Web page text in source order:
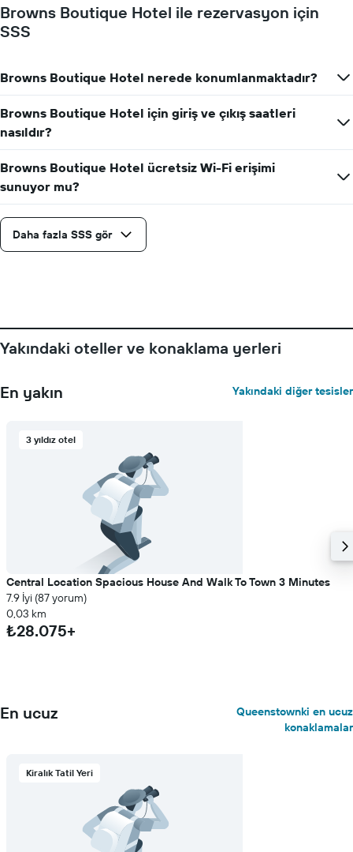
gösterir
Tablo
gösteren
ekseni
içerir.
Tablo
bir
ortalama
fiyatını
1
Y
Browns Boutique Hotel ile rezervasyon için
SSS
Browns Boutique Hotel nerede konumlanmaktadır?
Browns Boutique Hotel için giriş ve çıkış saatleri
nasıldır?
Browns Boutique Hotel ücretsiz Wi-Fi erişimi
sunuyor mu?
Daha fazla SSS gör
Yakındaki oteller ve konaklama yerleri
En yakın Yakındaki diğer tesisler
3 yıldız otel
Central Location Spacious House And Walk To Town 3 Minutes
7.9 İyi (87 yorum)
0,03 km
₺28.075+
En ucuz
Queenstownki en ucuz
konaklamalar
Kiralık Tatil Yeri